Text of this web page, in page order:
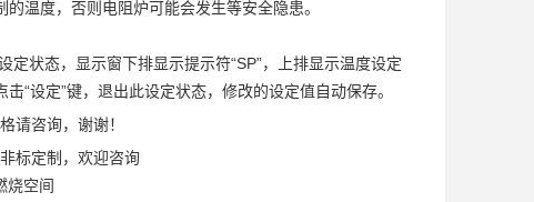
温度，否则电阻炉可能会发生等安全隐患。
状态，显示窗下排显示提示符“SP”，上排显示温度设定
“设定”键，退出此设定状态，修改的设定值自动保存。
请咨询，谢谢！
标定制，欢迎咨询
烧空间